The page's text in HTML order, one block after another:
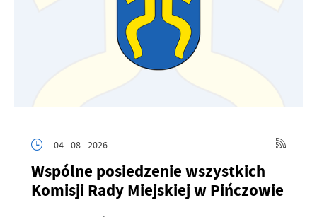
04 - 08 - 2026
Wspólne posiedzenie wszystkich
Komisji Rady Miejskiej w Pińczowie